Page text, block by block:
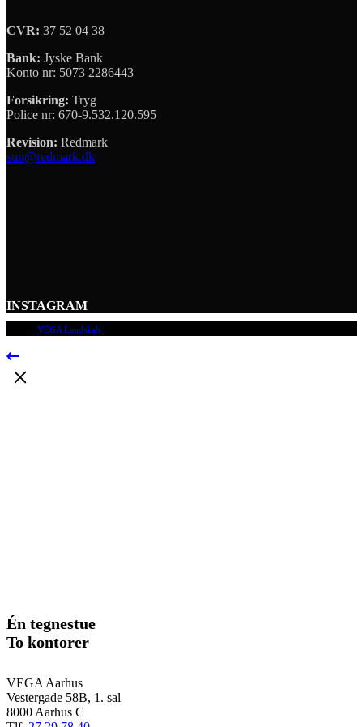
CVR: 37 52 04 38
Bank: Jyske Bank
Konto nr: 5073 2286443
Forsikring: Tryg
Police nr: 670-9.532.120.595
Revision: Redmark
sun@redmark.dk
INSTAGRAM
VEGA Landskab
Én tegnestue
To kontorer
VEGA Aarhus
Vestergade 58B, 1. sal
8000 Aarhus C